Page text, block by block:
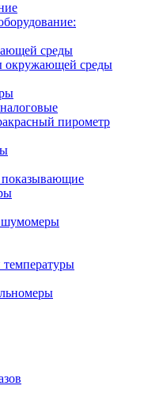
среды
окружающей среды
пирометр
шумомеры